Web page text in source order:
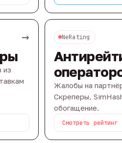
→
из
NeRating
Жалобы на
Скреперы,
обогащение.
Смотреть рейтинг